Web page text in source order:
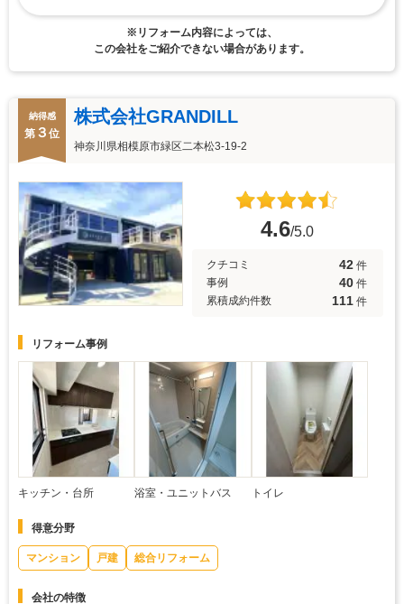
※リフォーム内容によっては、
この会社をご紹介できない場合があります。
納得感
第 ３ 位
株式会社GRANDILL
神奈川県相模原市緑区二本松3-19-2
4.6/5.0
クチコミ 42 件
事例
40 件
累積成約件数
111 件
リフォーム事例
キッチン・台所 浴室・ユニットバス トイレ
得意分野
マンション 戸建 総合リフォーム
会社の特徴